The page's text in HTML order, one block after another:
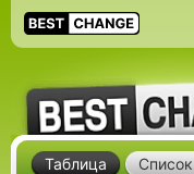
Таблица Список